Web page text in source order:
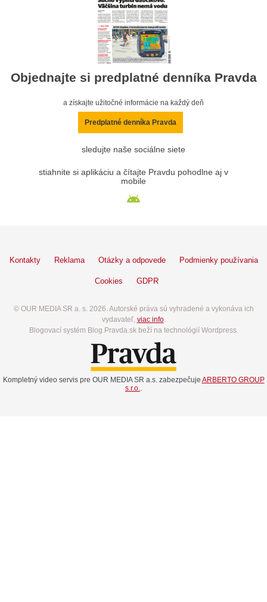
Objednajte si predplatné denníka Pravda
a získajte užitočné informácie na každý deň
Predplatné denníka Pravda
sledujte naše sociálne siete
stiahnite si aplikáciu a čítajte Pravdu pohodlne aj v
mobile
Kontakty Reklama Otázky a odpovede Podmienky používania
Cookies GDPR
© OUR MEDIA SR a. s. 2026. Autorské práva sú vyhradené a vykonáva ich
vydavateľ, viac info.
Blogovací systém Blog.Pravda.sk beží na technológií Wordpress.
Kompletný video servis pre OUR MEDIA SR a.s. zabezpečuje ARBERTO GROUP
s.r.o..